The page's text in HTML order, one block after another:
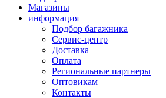
Магазины
информация
Подбор багажника
Сервис-центр
Доставка
Оплата
Региональные партнеры
Оптовикам
Контакты